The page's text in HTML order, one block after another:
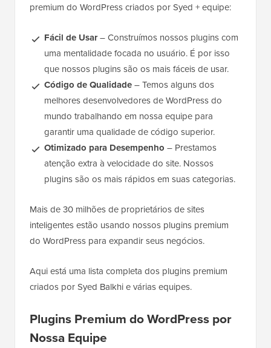
premium do WordPress criados por Syed + equipe:
Fácil de Usar– Construímos nossos plugins com
uma mentalidade focada no usuário. É por isso
que nossos plugins são os mais fáceis de usar.
Código de Qualidade– Temos alguns dos
melhores desenvolvedores de WordPress do
mundo trabalhando em nossa equipe para
garantir uma qualidade de código superior.
Otimizado para Desempenho – Prestamos
atenção extra à velocidade do site. Nossos
plugins são os mais rápidos em suas categorias.
Mais de 30 milhões de proprietários de sites
inteligentes estão usando nossos plugins premium
do WordPress para expandir seus negócios.
Aqui está uma lista completa dos plugins premium
criados por Syed Balkhi e várias equipes.
Plugins Premium do WordPress por
Nossa Equipe